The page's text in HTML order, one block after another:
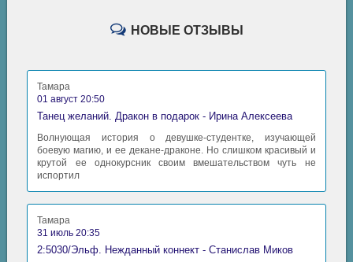
НОВЫЕ ОТЗЫВЫ
Тамара
01 август 20:50
Танец желаний. Дракон в подарок - Ирина Алексеева
Волнующая история о девушке-студентке, изучающей
боевую магию, и ее декане-драконе. Но слишком красивый и
крутой ее однокурсник своим вмешательством чуть не
испортил
Тамара
31 июль 20:35
2:5030/Эльф. Нежданный коннект - Станислав Миков